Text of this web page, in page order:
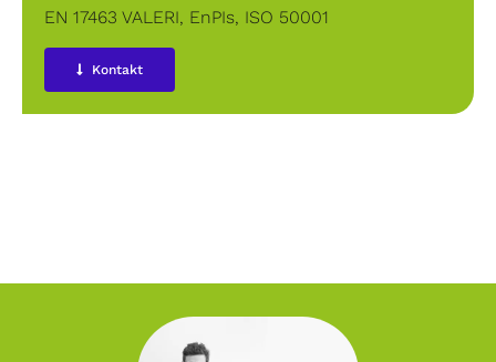
EN 17463 VALERI, EnPIs, ISO 50001
Kontakt